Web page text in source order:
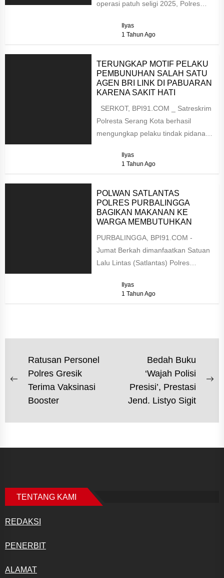
operasi patuh seligi 2025, Polres
kembali...Ilyas
1 Tahun Ago
TERUNGKAP MOTIF PELAKU
PEMBUNUHAN SALAH SATU
AGEN BRI LINK DI PABUARAN
KARENA SAKIT HATI
SERKOT, BPI91.COM _ Satreskrim
Polresta Serang Kota berhasil
mengungkap pelaku tindak pidana di
Pabuaran...
Ilyas
1 Tahun Ago
POLWAN SATLANTAS
POLRES PURBALINGGA
BAGIKAN MAKANAN KE
WARGA MEMBUTUHKAN
PURBALINGGA, BPI91.COM -
Jumat Berkah dimanfaatkan Satuan
Lalu Lintas (Satlantas) Polres
dengan warga yang membutuhkan,
Ilyas
1 Tahun Ago
NAVIGASI
POS
Previous
post:
Ratusan Personel
Polres Gresik
Terima Vaksinasi
Booster
Bedah Buku
‘Wajah Polisi
Presisi’, Prestasi
Jend. Listyo Sigit
TENTANG KAMI
REDAKSI
PENERBIT
ALAMAT